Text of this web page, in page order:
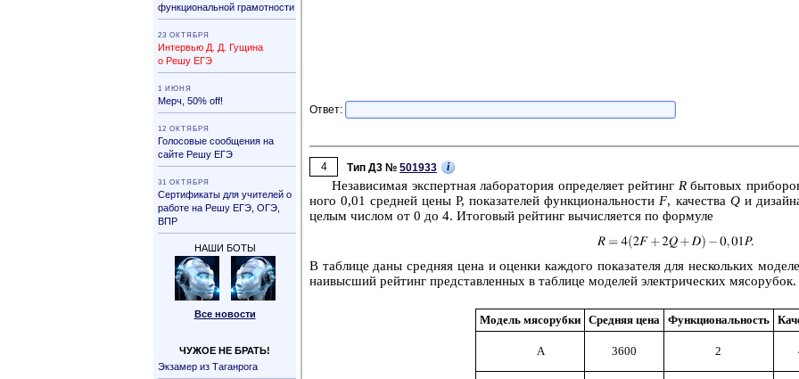
функциональной грамотности
23 ОКТЯБРЯ
Интервью Д. Д. Гущина
о Решу ЕГЭ
1 ИЮНЯ
Мерч, 50% off!
12 ОКТЯБРЯ
Голосовые сообщения на
сайте Решу ЕГЭ
31 ОК­ТЯБ­РЯ
Сер­ти­фи­ка­ты для учи­те­лей о
ра­бо­те на Решу ЕГЭ, ОГЭ,
ВПР
НАШИ БОТЫ
Все но­во­сти
ЧУЖОЕ НЕ БРАТЬ!
Эк­за­мер из Та­ган­ро­га
Ответ:
4 Тип Д3 № 501933 i
Не­за­ви­си­мая экс­перт­ная ла­бо­ра­то­рия опре­де­ля­ет рей­тинг Rбы­то­вых
но­го 0,01 сред­ней цены P, по­ка­за­те­лей функ­ци­о­наль­но­стиF, ка­че­ства Qи
целым чис­лом от 0 до 4. Ито­го­вый рей­тинг вы­чис­ля­ет­ся по фор­му­ле
В таб­ли­це даны сред­няя цена и оцен­ки каж­до­го по­ка­за­те­ля для не­сколь­ких
наи­выс­ший рей­тинг пред­став­лен­ных в таб­ли­це мо­де­лей элек­три­че­ских мя­со­ру­бок.
Мо­дель мя­со­руб­ки Сред­няя цена Функ­ци­о­наль­ность
А 3600 2